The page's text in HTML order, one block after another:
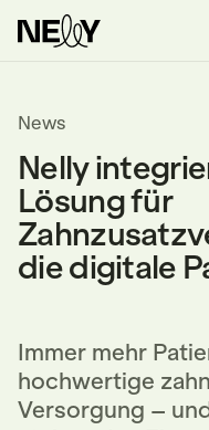
News
Nelly
Lösung für
die digitale
Immer mehr
hochwertige
Versorgung –